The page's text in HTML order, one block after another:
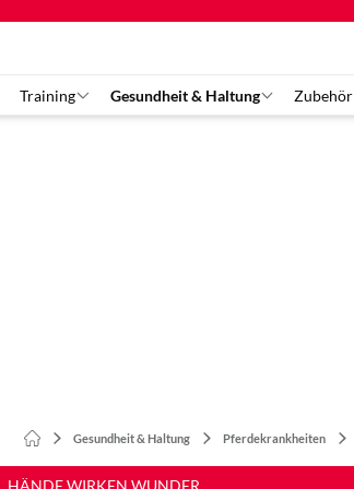
Training Gesundheit & Haltung Zubehör
Gesundheit & Haltung Pferdekrankheiten